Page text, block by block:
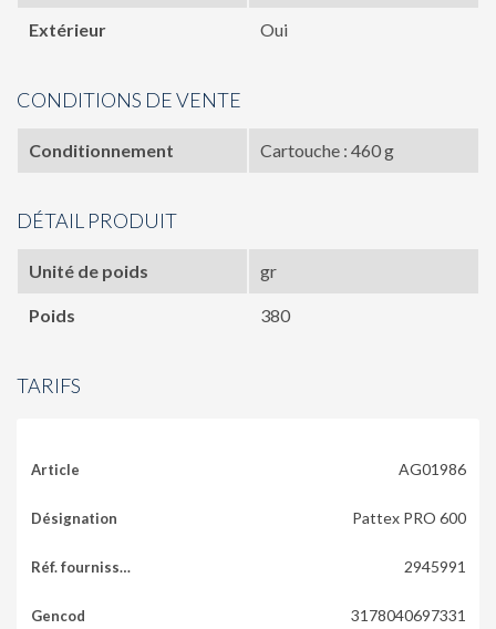
Extérieur Oui
CONDITIONS DE VENTE
Conditionnement Cartouche : 460 g
DÉTAIL PRODUIT
Unité de poids gr
Poids 380
TARIFS
AG01986
Pattex PRO 600
2945991
3178040697331